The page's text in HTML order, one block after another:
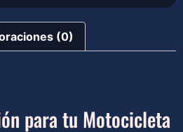
(0)
para tu Motocicleta